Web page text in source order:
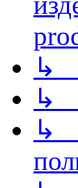
↳
↳
↳